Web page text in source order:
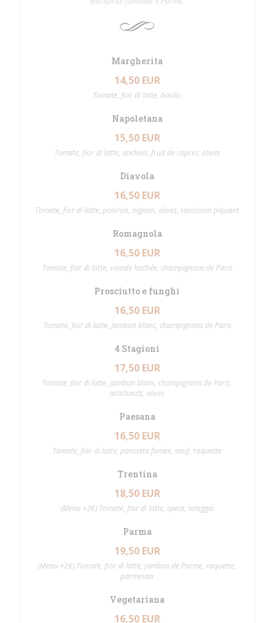
Margherita
14,50 EUR
Tomate, fior di latte, basilic
Napoletana
15,50 EUR
Tomate, fior di latte, anchois, fruit de capres, olives
Diavola
16,50 EUR
Tomate, fior di latte, poivron, oignon, olives, saucisson piquant
Romagnola
16,50 EUR
Tomate, fior di latte, viande hachée, champignons de Paris
Prosciutto e funghi
16,50 EUR
Tomate, fior di latte, jambon blanc, champignons de Paris
4 Stagioni
17,50 EUR
Tomate, fior di latte, jambon blanc, champignons de Paris,
artichauts, olives
Paesana
16,50 EUR
Tomate, fior di latte, pancetta fumée, oeuf, roquette
Trentina
18,50 EUR
(Menu +2€) Tomate, fior di latte, speck, taleggio
Parma
19,50 EUR
(Menu +2€) Tomate, fior di latte, jambon de Parme, roquette,
parmesan
Vegetariana
16,50 EUR